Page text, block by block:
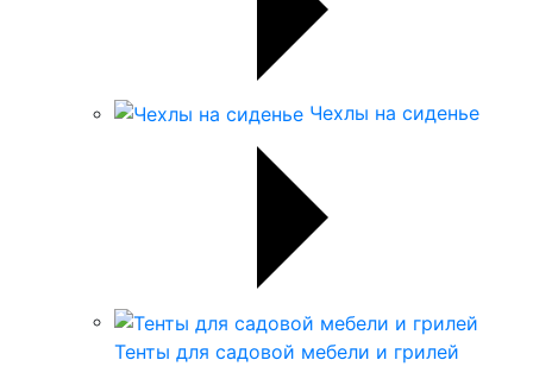
Чехлы на сиденье
Тенты для садовой мебели и грилей